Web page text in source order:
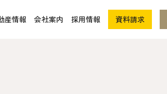
産情報 会社案内 採用情報 資料請求